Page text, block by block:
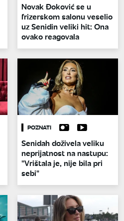
Novak Đoković se u
frizerskom salonu veselio
uz Senidin veliki hit: Ona
ovako reagovala
POZNATI
Senidah doživela veliku
neprijatnost na nastupu:
"Vrištala je, nije bila pri
sebi"